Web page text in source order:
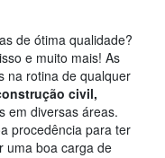
de ótima qualidade?
e muito mais! As
na rotina de qualquer
civil,
em diversas áreas.
procedência para ter
uma boa carga de